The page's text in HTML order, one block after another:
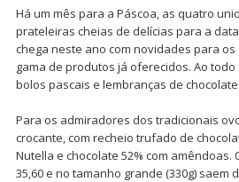
Há um mês para a Páscoa, as quatro
prateleiras cheias de delícias para a
chega neste ano com novidades para
gama de produtos já oferecidos. Ao
bolos pascais e lembranças de
Para os admiradores dos tradicionais
crocante, com recheio trufado de
Nutella e chocolate 52% com amêndoas.
35,60 e no tamanho grande (330g) saem